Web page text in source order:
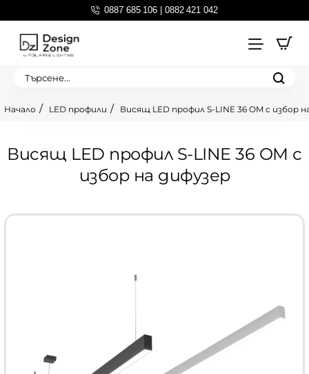
0887 685 106 | 0882 421 042
Търсене...
Висящ LED профил S-LINE 36 OM с
избор на дифузер
LED профили Висящ LED профил S-LINE 36 OM с избор